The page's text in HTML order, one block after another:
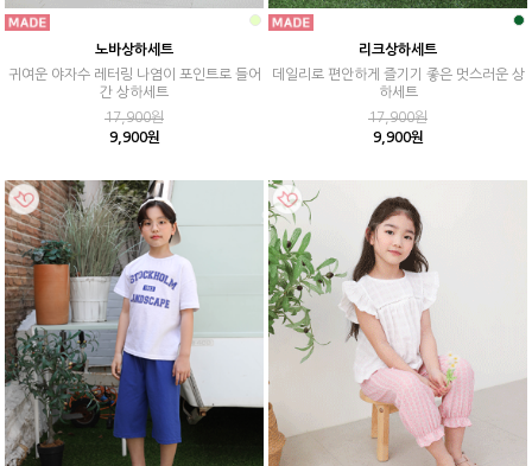
노바상하세트
귀여운 야자수 레터링 나염이 포인트로 들어
간 상하세트
17,900원
9,900원
리크상하세트
데일리로 편안하게 즐기기 좋은 멋스러운 상
하세트
17,900원
9,900원